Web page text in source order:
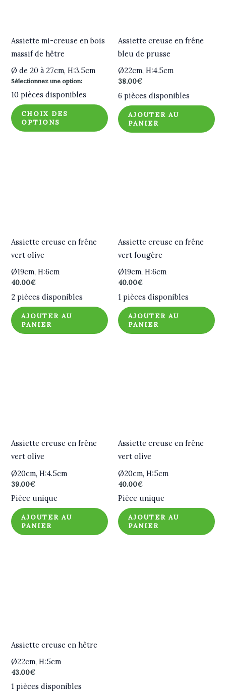
Assiette mi-creuse en bois
massif de hêtre
Ø de 20 à 27cm, H:3.5cm
Sélectionnez une option:
10 pièces disponibles
CHOIX DES
OPTIONS
Assiette creuse en frêne
bleu de prusse
Ø22cm, H:4.5cm
38.00€
6 pièces disponibles
AJOUTER AU
PANIER
Assiette creuse en frêne
vert olive
Ø19cm, H:6cm
40.00€
2 pièces disponibles
AJOUTER AU
PANIER
Assiette creuse en frêne
vert fougère
Ø19cm, H:6cm
40.00€
1 pièces disponibles
AJOUTER AU
PANIER
Assiette creuse en frêne
vert olive
Ø20cm, H:4.5cm
39.00€
Pièce unique
AJOUTER AU
PANIER
Assiette creuse en frêne
vert olive
Ø20cm, H:5cm
40.00€
Pièce unique
AJOUTER AU
PANIER
Assiette creuse en hêtre
Ø22cm, H:5cm
43.00€
1 pièces disponibles